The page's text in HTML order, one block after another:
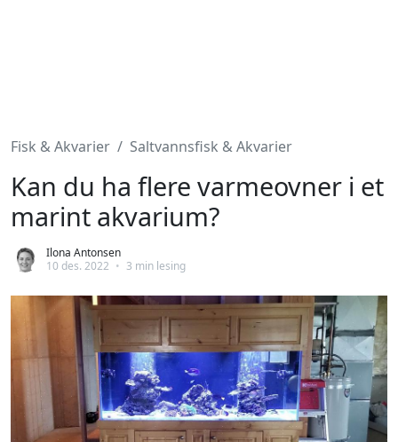
Fisk & Akvarier Saltvannsfisk & Akvarier
Kan du ha flere varmeovner i et
marint akvarium?
Ilona Antonsen
10 des. 2022 • 3 min lesing